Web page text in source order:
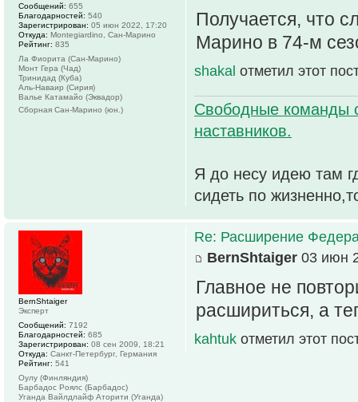
Получается, что
Марино в 74-м
shakal отметил этот
Свободные команды
наставников.
Я до несу идею там
сидеть по
Сообщений: 655
Благодарностей: 540
Зарегистрирован: 05 июн 2022, 17:20
Откуда: Montegiardino, Сан-Марино
Рейтинг: 835
Ла Фиорита (Сан-Марино)
Монт Гера (Чад)
Тринидад (Куба)
Аль-Наваир (Сирия)
Валье Катамайо (Эквадор)
Сборная Сан-Марино (юн.)
Re: Расширение
BernShtaiger 03 июн
Главное не
расшириться, а
kahtuk отметил этот
BernShtaiger
Эксперт
Сообщений: 7192
Благодарностей: 685
Зарегистрирован: 08 сен 2009, 18:21
Откуда: Санкт-Петербург, Германия
Рейтинг: 541
Оулу (Финляндия)
Барбадос Роялс (Барбадос)
Уганда Вайлдлайф Аторити (Уганда)